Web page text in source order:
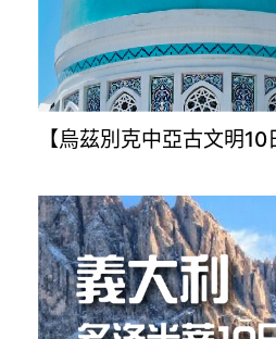
【烏茲別克中亞古文明10